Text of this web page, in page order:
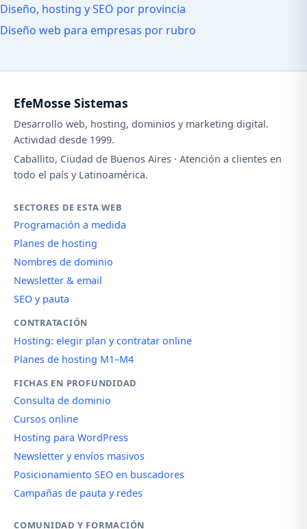
Diseño, hosting y SEO por provincia
Diseño web para empresas por rubro
EfeMosse Sistemas
Desarrollo web, hosting, dominios y marketing digital.
Actividad desde 1999.
Caballito, Ciudad de Buenos Aires · Atención a clientes en
todo el país y Latinoamérica.
SECTORES DE ESTA WEB
Programación a medida
Planes de hosting
Nombres de dominio
Newsletter & email
SEO y pauta
CONTRATACIÓN
Hosting: elegir plan y contratar online
Planes de hosting M1–M4
FICHAS EN PROFUNDIDAD
Consulta de dominio
Cursos online
Hosting para WordPress
Newsletter y envíos masivos
Posicionamiento SEO en buscadores
Campañas de pauta y redes
COMUNIDAD Y FORMACIÓN